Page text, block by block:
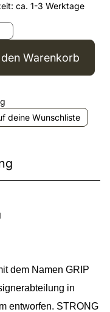
ca. 1-3 Werktage
Warenkorb
deine Wunschliste
dem Namen GRIP
in
entworfen. STRONG